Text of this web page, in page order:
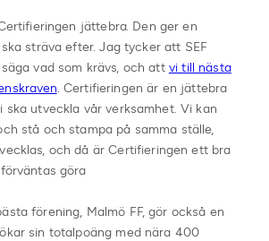
jättebra. Den ger en
sträva efter. Jag tycker att SEF
vad som krävs, och att vi till nästa
. Certifieringen är en jättebra
ska utveckla vår verksamhet. Vi kan
stå och stampa på samma ställe,
och då är Certifieringen ett bra
göra
förening, Malmö FF, gör också en
sin totalpoäng med nära 400